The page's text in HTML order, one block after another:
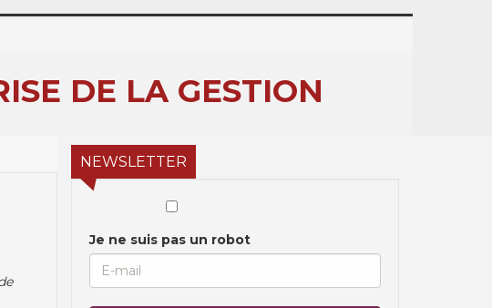
DE LA GESTION
NEWSLETTER
Je ne suis pas un robot